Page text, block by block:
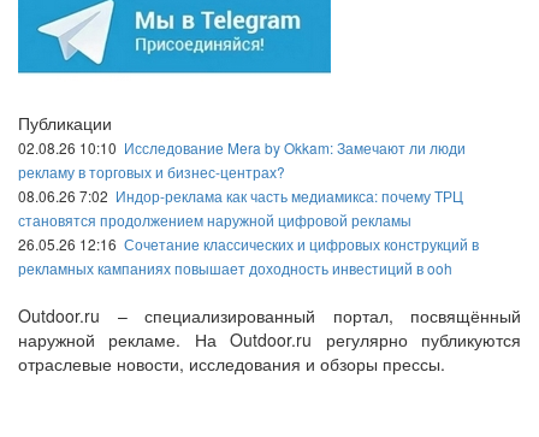
Публикации
02.08.26 10:10 Исследование Mera by Okkam: Замечают ли люди
рекламу в торговых и бизнес-центрах?
08.06.26 7:02 Индор-реклама как часть медиамикса: почему ТРЦ
становятся продолжением наружной цифровой рекламы
26.05.26 12:16 Сочетание классических и цифровых конструкций в
рекламных кампаниях повышает доходность инвестиций в ooh
Outdoor.ru – специализированный портал, посвящённый
наружной рекламе. На Outdoor.ru регулярно публикуются
отраслевые новости, исследования и обзоры прессы.